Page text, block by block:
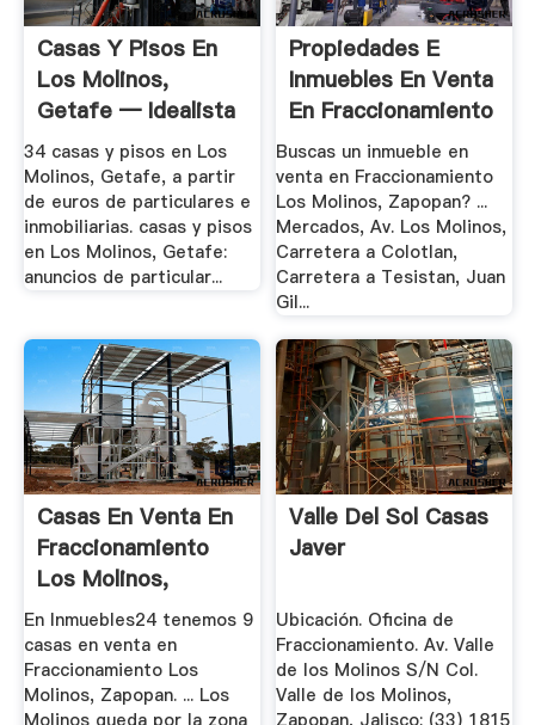
Casas Y Pisos En
Los Molinos,
Getafe — Idealista
34 casas y pisos en Los
Molinos, Getafe, a partir
de euros de particulares e
inmobiliarias. casas y pisos
en Los Molinos, Getafe:
anuncios de particular...
Propiedades E
Inmuebles En Venta
En Fraccionamiento
Los.
Buscas un inmueble en
venta en Fraccionamiento
Los Molinos, Zapopan? ...
Mercados, Av. Los Molinos,
Carretera a Colotlan,
Carretera a Tesistan, Juan
Gil...
Casas En Venta En
Fraccionamiento
Los Molinos,
Zapopan.
En Inmuebles24 tenemos 9
casas en venta en
Fraccionamiento Los
Molinos, Zapopan. ... Los
Valle Del Sol Casas
Javer
Ubicación. Oficina de
Fraccionamiento. Av. Valle
de los Molinos S/N Col.
Valle de los Molinos,